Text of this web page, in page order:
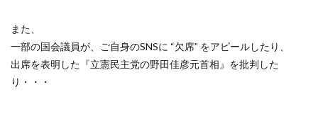
また、
一部の国会議員が、ご自身のSNSに “欠席” をアピールしたり、
出席を表明した『立憲民主党の野田佳彦元首相』を批判した
り・・・